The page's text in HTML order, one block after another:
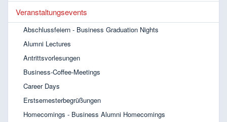
Veranstaltungsevents
Abschlussfeiern - Business Graduation Nights
Alumni Lectures
Antrittsvorlesungen
Business-Coffee-Meetings
Career Days
Erstsemesterbegrüßungen
Homecomings - Business Alumni Homecomings